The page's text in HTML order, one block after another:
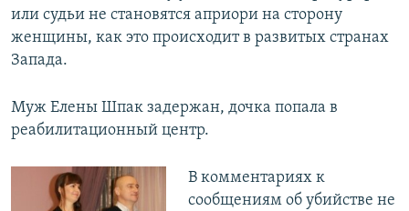
или судьи не становятся априори на сторону
женщины, как это происходит в развитых странах
Запада.
Муж Елены Шпак задержан, дочка попала в
реабилитационный центр.
В комментариях к
сообщениям об убийстве не